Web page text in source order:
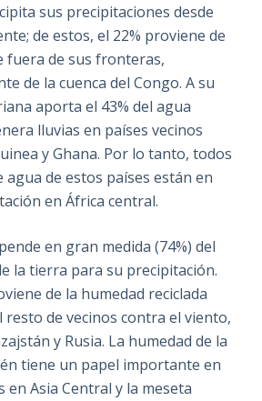
sus precipitaciones desde
de estos, el 22% proviene de
fuera de sus fronteras,
de la cuenca del Congo. A su
aporta el 43% del agua
lluvias en países vecinos
y Ghana. Por lo tanto, todos
de estos países están en
en África central.
en gran medida (74%) del
la tierra para su precipitación.
de la humedad reciclada
de vecinos contra el viento,
y Rusia. La humedad de la
tiene un papel importante en
en Asia Central y la meseta